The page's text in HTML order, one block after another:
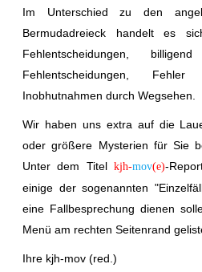
Im Unterschied zu den
Bermudadreieck handelt es
Fehlentscheidungen,
Fehlentscheidungen,
Inobhutnahmen durch Wegsehen.
Wir haben uns extra auf die
oder größere Mysterien für Sie
Unter dem Titelkjh-mov(e)-
einige der sogenannten
eine Fallbesprechung dienen
Menü am rechten Seitenrand
Ihre kjh-mov (red.)